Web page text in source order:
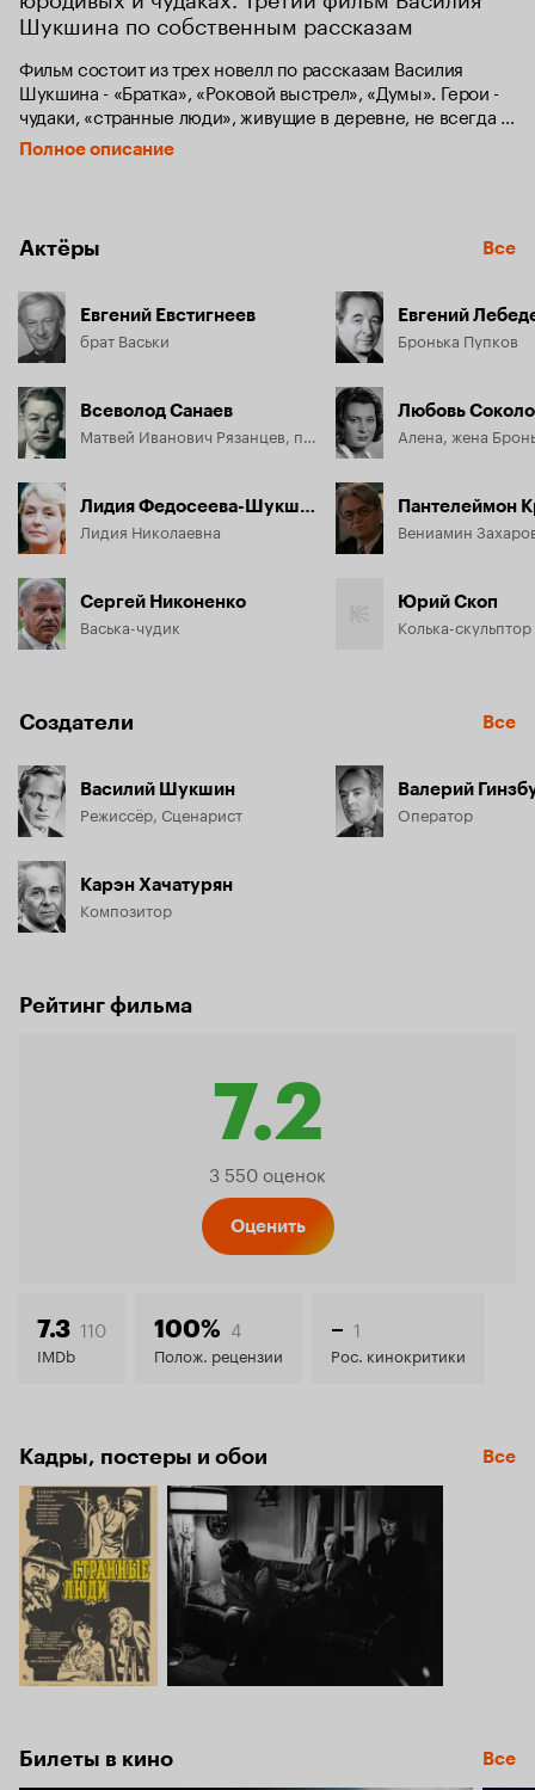
Шукшина по собственным рассказам
Фильм состоит из трех новелл по рассказам Василия
Шукшина - «Братка», «Роковой выстрел», «Думы». Герои -
чудаки, «странные люди», живущие в деревне, не всегда
удобные для окружающих, но обладающие богатым
внутренним миром.
Полное описание
Актёры Все
Евгений Евстигнеев
брат Васьки
Всеволод Санаев
Матвей Иванович Рязанцев, председатель колхоза
Лидия Федосеева-Шукшина
Лидия Николаевна
Сергей Никоненко
Васька-чудик
Евгений
Бронька Пупков
Любовь
Алена, жена
Пантелеймон
Юрий Скоп
Колька-скульптор
Создатели Все
Василий Шукшин
Режиссёр, Сценарист
Карэн Хачатурян
Композитор
Валерий
Оператор
Рейтинг фильма
7.2
Рейтинг
7.2
3 550 оценок
Оценить
7.3 110
IMDb
100% 4
Полож. рецензии
– 1
Рос. кинокритики
Кадры, постеры и обои Все
Билеты в кино Все